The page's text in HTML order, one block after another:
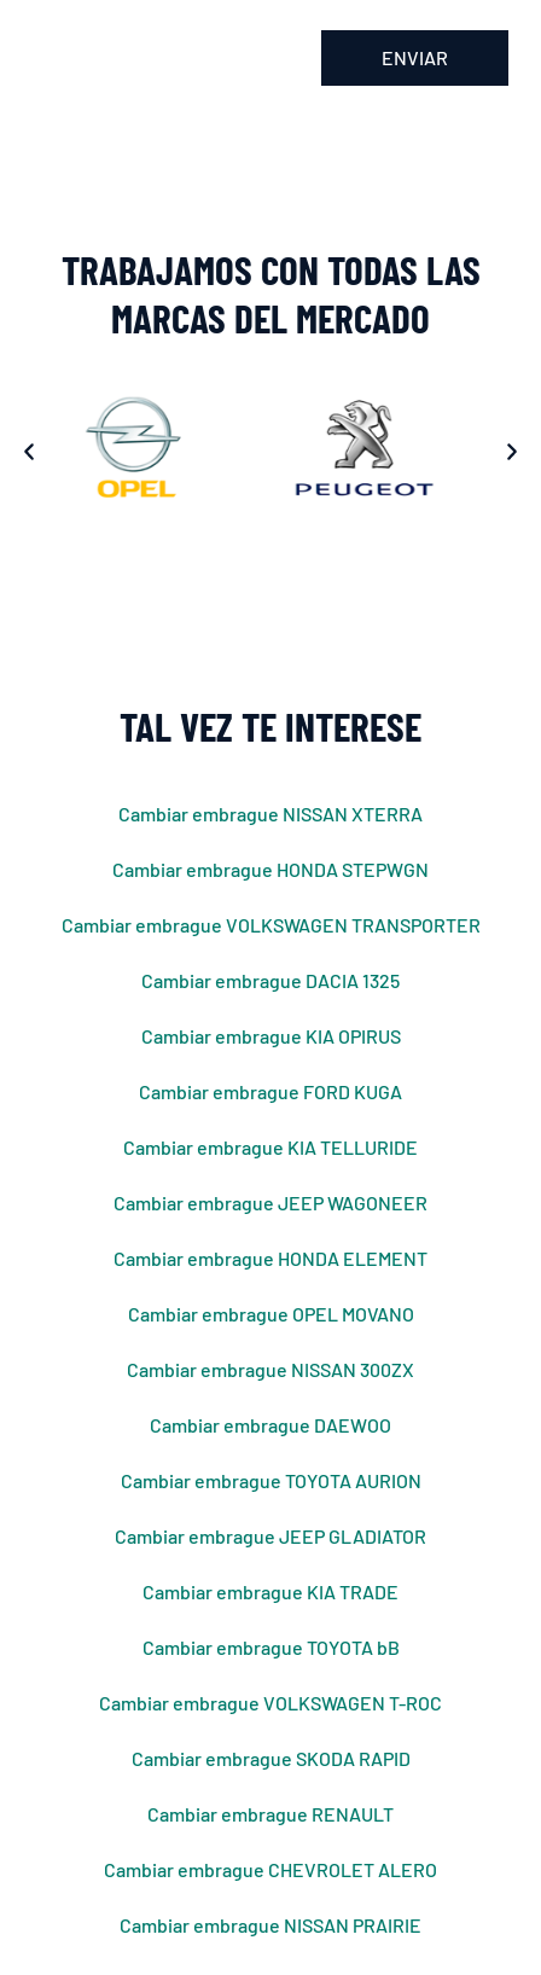
ENVIAR
TRABAJAMOS CON TODAS LAS
MARCAS DEL MERCADO
TAL VEZ TE INTERESE
Cambiar embrague NISSAN XTERRA
Cambiar embrague HONDA STEPWGN
Cambiar embrague VOLKSWAGEN TRANSPORTER
Cambiar embrague DACIA 1325
Cambiar embrague KIA OPIRUS
Cambiar embrague FORD KUGA
Cambiar embrague KIA TELLURIDE
Cambiar embrague JEEP WAGONEER
Cambiar embrague HONDA ELEMENT
Cambiar embrague OPEL MOVANO
Cambiar embrague NISSAN 300ZX
Cambiar embrague DAEWOO
Cambiar embrague TOYOTA AURION
Cambiar embrague JEEP GLADIATOR
Cambiar embrague KIA TRADE
Cambiar embrague TOYOTA bB
Cambiar embrague VOLKSWAGEN T-ROC
Cambiar embrague SKODA RAPID
Cambiar embrague RENAULT
Cambiar embrague CHEVROLET ALERO
Cambiar embrague NISSAN PRAIRIE